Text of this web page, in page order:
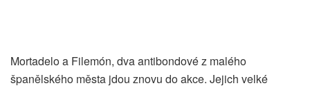
Mortadelo a Filemón, dva antibondové z malého
španělského města jdou znovu do akce. Jejich velké